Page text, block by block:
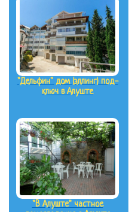
"Дельфин" дом (эллинг) под-
ключ в Алуште
"В Алуште" частное